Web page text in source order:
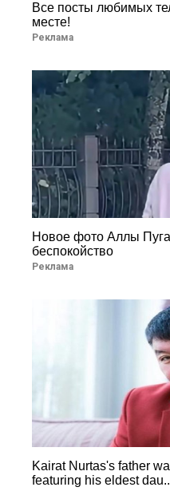
Все посты любимых
месте!
Реклама
Новое фото Аллы
беспокойство
Реклама
Kairat Nurtas's father
featuring his eldest